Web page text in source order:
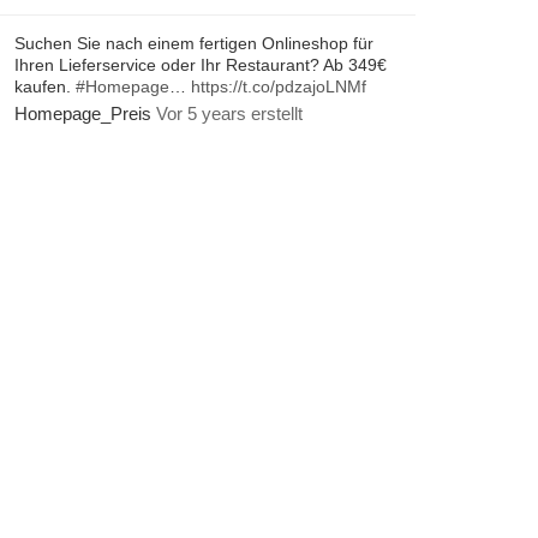
Suchen Sie nach einem fertigen Onlineshop für
Ihren Lieferservice oder Ihr Restaurant? Ab 349€
kaufen. #Homepage https://t.co/pdzajoLNMf
Homepage_Preis Vor 5 years erstellt